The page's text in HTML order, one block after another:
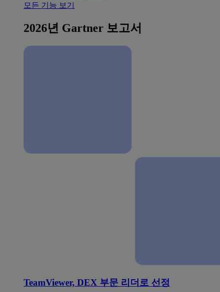
모든 기능 보기
2026년 Gartner 보고서
TeamViewer, DEX 부문 리더로 선정